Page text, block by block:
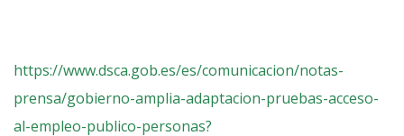
https://www.dsca.gob.es/es/comunicacion/notas-
prensa/gobierno-amplia-adaptacion-pruebas-acceso-
al-empleo-publico-personas?